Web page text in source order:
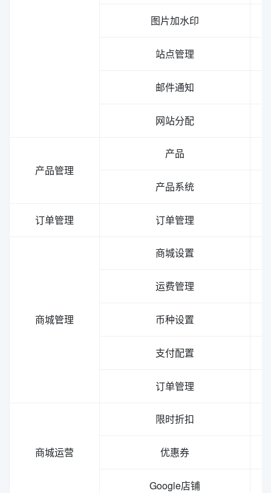
图片加水印
站点管理
邮件通知
网站分配
产品管理
产品
产品系统
订单管理 订单管理
商城管理
商城设置
运费管理
币种设置
支付配置
订单管理
商城运营
限时折扣
优惠券
Google店铺